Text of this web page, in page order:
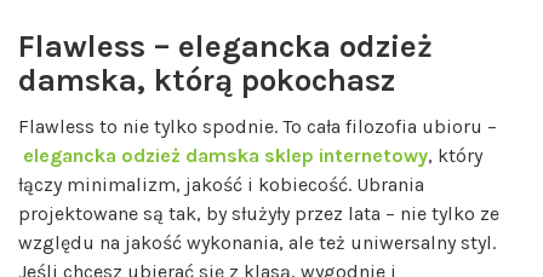
Flawless – elegancka odzież
damska, którą pokochasz
Flawless to nie tylko spodnie. To cała filozofia ubioru –
elegancka odzież damska sklep internetowy, który
łączy minimalizm, jakość i kobiecość. Ubrania
projektowane są tak, by służyły przez lata – nie tylko ze
względu na jakość wykonania, ale też uniwersalny styl.
Jeśli chcesz ubierać się z klasą, wygodnie i